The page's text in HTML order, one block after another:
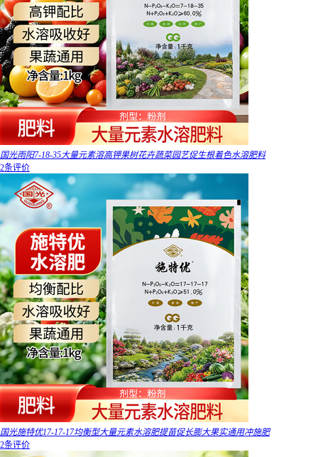
国光雨阳7-18-35大量元素溶高钾果树花卉蔬菜园艺促生根着色水溶肥料
2条评价
国光施特优17-17-17均衡型大量元素水溶肥提苗促长膨大果实通用冲施肥
2条评价